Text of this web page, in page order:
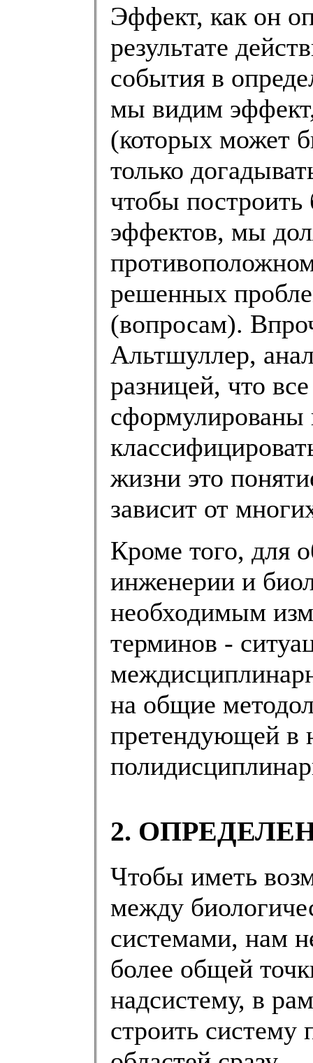
Эффект, как он
результате
события в
мы видим
(которых может
только
чтобы построить
эффектов, мы
решенных
(вопросам).
Альтшуллер,
разницей, что
сформулированы
жизни это
зависит от
Кроме того, для
инженерии и
необходимым
терминов -
на общие
претендующей в
2.
Чтобы иметь
между
системами, нам
более общей
надсистему, в
строить систему